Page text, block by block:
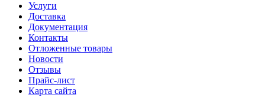
Услуги
Доставка
Документация
Контакты
Отложенные товары
Новости
Отзывы
Прайс-лист
Карта сайта